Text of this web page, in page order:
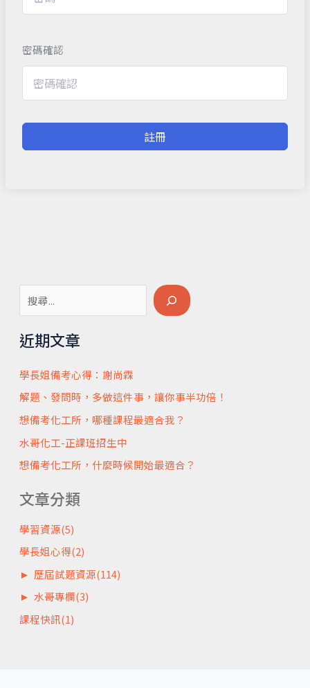
尋
近期文章
學長姐備考心得：謝尚霖
解題、發問時，多做這件事，讓你事半功倍！
想備考化工所，哪種課程最適合我？
水哥化工-正課班招生中
想備考化工所，什麼時候開始最適合？
文章分類
學習資源(5)
學長姐心得(2)
► 歷屆試題資源(114)
► 水哥專欄(3)
課程快訊(1)
密碼確認
註冊